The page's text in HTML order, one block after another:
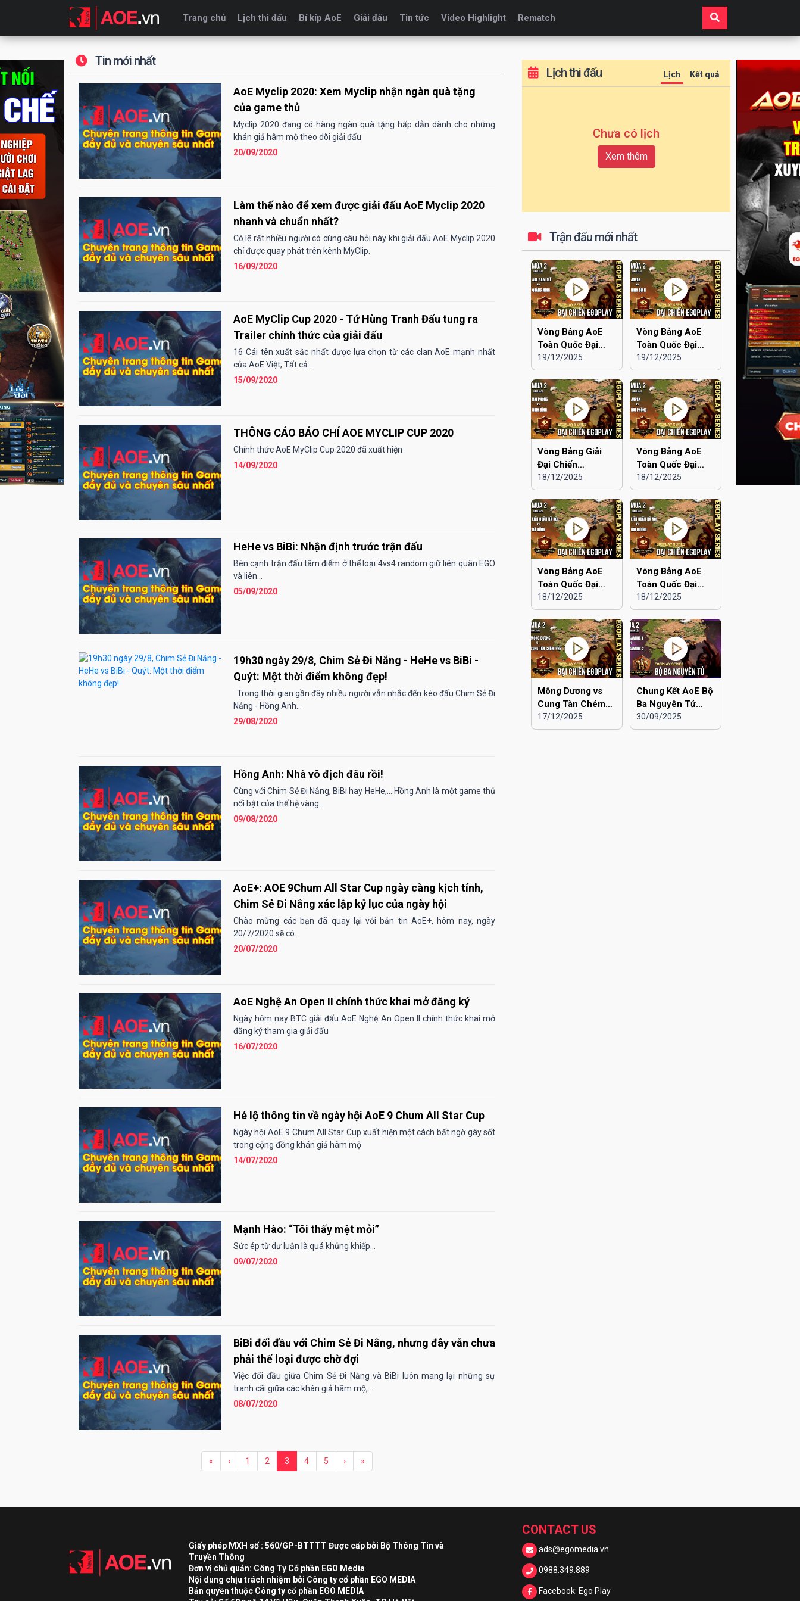
Trang chủ Lịch thi đấu Bí kíp AoE Giải đấu Tin tức Video Highlight Rematch
Tin mới nhất
AoE Myclip 2020: Xem Myclip nhận ngàn quà tặng
của game thủ
Myclip 2020 đang có hàng ngàn quà tặng hấp dẫn dành cho những
khán giả hâm mộ theo dõi giải đấu
20/09/2020
Làm thế nào để xem được giải đấu AoE Myclip 2020
nhanh và chuẩn nhất?
Có lẽ rất nhiều người có cùng câu hỏi này khi giải đấu AoE Myclip 2020
chỉ được quay phát trên kênh MyClip.
16/09/2020
AoE MyClip Cup 2020 - Tứ Hùng Tranh Đấu tung ra
Trailer chính thức của giải đấu
16 Cái tên xuất sắc nhất được lựa chọn từ các clan AoE mạnh nhất
của AoE Việt, Tất cả...
15/09/2020
THÔNG CÁO BÁO CHÍ AOE MYCLIP CUP 2020
Chính thức AoE MyClip Cup 2020 đã xuất hiện
14/09/2020
HeHe vs BiBi: Nhận định trước trận đấu
Bên cạnh trận đấu tâm điểm ở thể loại 4vs4 random giữ liên quân EGO
và liên...
05/09/2020
19h30 ngày 29/8, Chim Sẻ Đi Nắng - HeHe vs BiBi -
Quýt: Một thời điểm không đẹp!
Trong thời gian gần đây nhiều người vẫn nhắc đến kèo đấu Chim Sẻ Đi
Nắng - Hồng Anh...
29/08/2020
Hồng Anh: Nhà vô địch đâu rồi!
Cùng với Chim Sẻ Đi Nắng, BiBi hay HeHe,... Hồng Anh là một game thủ
nổi bật của thế hệ vàng...
09/08/2020
AoE+: AOE 9Chum All Star Cup ngày càng kịch tính,
Chim Sẻ Đi Nắng xác lập kỷ lục của ngày hội
Chào mừng các bạn đã quay lại với bản tin AoE+, hôm nay, ngày
20/7/2020 sẽ có...
20/07/2020
AoE Nghệ An Open II chính thức khai mở đăng ký
Ngày hôm nay BTC giải đấu AoE Nghệ An Open II chính thức khai mở
đăng ký tham gia giải đấu
16/07/2020
Hé lộ thông tin về ngày hội AoE 9 Chum All Star Cup
Ngày hội AoE 9 Chum All Star Cup xuất hiện một cách bất ngờ gây sốt
trong cộng đồng khán giả hâm mộ
14/07/2020
Mạnh Hào: “Tôi thấy mệt mỏi”
Sức ép từ dư luận là quá khủng khiếp...
09/07/2020
BiBi đối đầu với Chim Sẻ Đi Nắng, nhưng đây vẫn chưa
phải thể loại được chờ đợi
Việc đối đầu giữa Chim Sẻ Đi Nắng và BiBi luôn mang lại những sự
tranh cãi giữa các khán giả hâm mộ,...
08/07/2020
« ‹ 1 2 3 4 5 › »
Lịch thi đấu Lịch Kết quả
Chưa có lịch
Xem thêm
Trận đấu mới nhất
Vòng Bảng AoE
Toàn Quốc Đại
Chiến EGOPLAY
mùa 2 | Aoe Đam
Mê vs Quảng Ninh
19/12/2025
Vòng Bảng AoE
Toàn Quốc Đại
Chiến EGOPLAY
mùa 2 | Japan vs
Ninh Bình
19/12/2025
Vòng Bảng Giải
Đại Chiến
EGOPLAY mùa 2 |
Hải Phòng vs Ninh
Bình
18/12/2025
Vòng Bảng AoE
Toàn Quốc Đại
Chiến EGOPLAY
mùa 2 | Japan vs
Hải Phòng
18/12/2025
Vòng Bảng AoE
Toàn Quốc Đại
Chiến EGOPLAY
mùa 2 | Liên Quân
Hà Nội vs Hà Đông
18/12/2025
Vòng Bảng AoE
Toàn Quốc Đại
Chiến EGOPLAY
mùa 2 | Liên Quân
Hà Nội vs Hải
Dương
18/12/2025
Mông Dương vs
Cung Tàn Chém
Phế | Vòng Bảng
AoE Toàn Quốc
17/12/2025
Chung Kết AoE Bộ
Ba Nguyên Tử
mùa 2 | Viu 2 vs
Viu 1
30/09/2025
Giấy phép MXH số : 560/GP-BTTTT Được cấp bởi Bộ Thông Tin và
Truyền Thông
Đơn vị chủ quản: Công Ty Cổ phần EGO Media
Nội dung chịu trách nhiệm bởi Công ty cổ phần EGO MEDIA
Bản quyền thuộc Công ty cổ phần EGO MEDIA
CONTACT US
ads@egomedia.vn
0988.349.889
Facebook: Ego Play